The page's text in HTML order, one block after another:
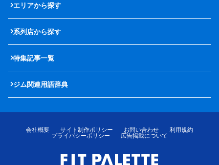
エリアから探す
系列店から探す
特集記事一覧
ジム関連用語辞典
会社概要 サイト制作ポリシー お問い合わせ
利用規約
プライバシーポリシー
広告掲載について